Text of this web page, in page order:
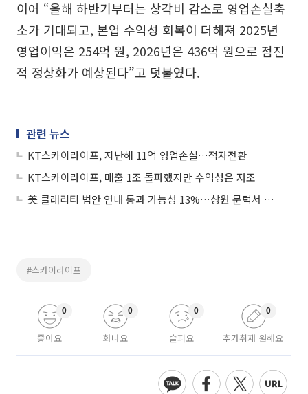
이어 “올해 하반기부터는 상각비 감소로 영업손실축
소가 기대되고, 본업 수익성 회복이 더해져 2025년
영업이익은 254억 원, 2026년은 436억 원으로 점진
적 정상화가 예상된다”고 덧붙였다.
관련 뉴스
KT스카이라이프, 지난해 11억 영업손실…적자전환
KT스카이라이프, 매출 1조 돌파했지만 수익성은 저조
美 클래리티 법안 연내 통과 가능성 13%…상원 문턱서 제동
#스카이라이프
좋아요
0
화나요
0
슬퍼요
0
추가취재 원해요
0